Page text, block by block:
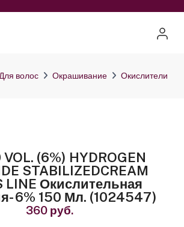
Для волос Окрашивание Окислители
(6%) HYDROGEN
STABILIZEDCREAM
LINE Окислительная
6% 150 Мл. (1024547)
360 руб.